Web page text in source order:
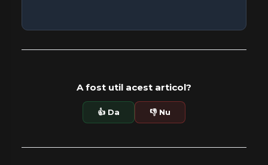
A fost util acest articol?
👍 Da 👎 Nu